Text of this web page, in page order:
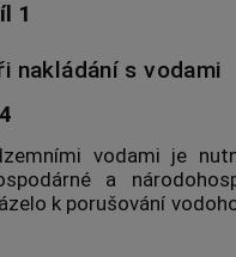
1
nakládání s vodami
vodami je
a
k porušování